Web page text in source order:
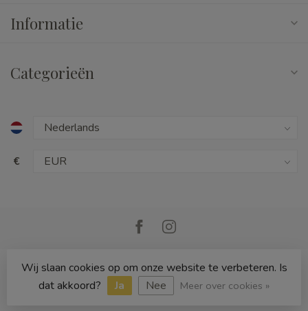
Informatie
Categorieën
€
© Copyright 2026 Cedille Speelgoed
Wij slaan cookies op om onze website te verbeteren. Is
dat akkoord?
Ja Nee Meer over cookies »